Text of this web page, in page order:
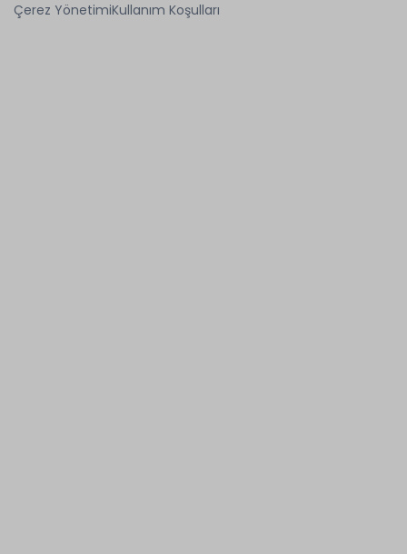
Çerez YönetimiKullanım Koşulları